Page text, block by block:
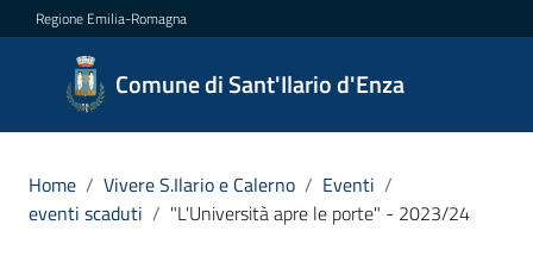
Vai al contenuto
Vai alla navigazione
Vai al footer
Regione Emilia-Romagna
Comune di Sant'Ilario d'Enza
Comune
di
d'Enza
Home / Vivere S.Ilario e Calerno / Eventi /
eventi scaduti / "L'Università apre le porte" - 2023/24